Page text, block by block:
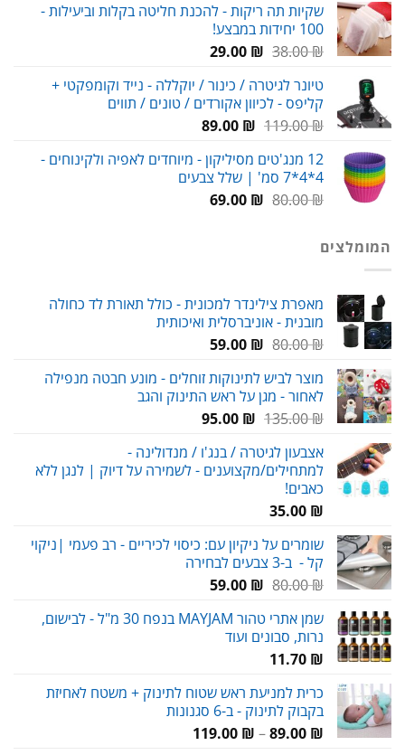
היה:
180.00 ₪.
הוא:
שקיות תה ריקות - להכנת חליטה בקלות וביעילות -
100 יחידות במבצע!
38.00₪
המחיר
היה:
38.00 ₪.
29.00 ₪
המחיר
הוא:
29.00 ₪.
טיונר לגיטרה / כינור / יוקללה - נייד וקומפקטי +
קליפס - לכיוון אקורדים / טונים / תווים
119.00₪
המחיר
היה:
119.00 ₪.
89.00 ₪
המחיר
הוא:
89.00 ₪.
12 מנג'טים מסיליקון - מיוחדים לאפיה ולקינוחים -
4*4*7 סמ' | שלל צבעים
80.00₪
המחיר69.00 ₪
המחיר
המומלצים
מאפרת צילינדר למכונית - כולל תאורת לד כחולה
מובנית - אוניברסלית ואיכותית
80.00₪
המחיר
היה:
80.00 ₪.
59.00 ₪
המחיר
הוא:
59.00 ₪.
מוצר לביש לתינוקות זוחלים - מונע חבטה מנפילה
לאחור - מגן על ראש התינוק והגב
135.00₪
המחיר
היה:
135.00 ₪.
95.00 ₪
המחיר
הוא:
95.00 ₪.
אצבעון לגיטרה / בנג'ו / מנדולינה -
למתחילים/מקצוענים - לשמירה על דיוק | לנגן ללא
כאבים!
35.00 ₪
שומרים על ניקיון עם: כיסוי לכיריים - רב פעמי |ניקוי
קל - ב-3 צבעים לבחירה
80.00₪
המחיר
היה:
80.00 ₪.
59.00 ₪
המחיר
הוא:
שמן אתרי טהור MAYJAM בנפח 30 מ"ל - לבישום,
נרות, סבונים ועוד
11.70 ₪
כרית למניעת ראש שטוח לתינוק + משטח לאחיזת
בקבוק לתינוק - ב-6 סגנונות
89.00 ₪
–
119.00 ₪